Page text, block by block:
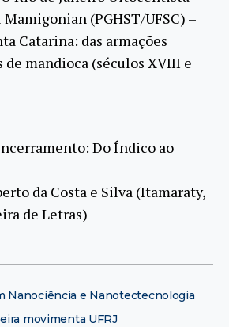
(PGHST/UFSC) –
Catarina: das armações
de mandioca (séculos XVIII e
Do Índico ao
da Costa e Silva (Itamaraty,
de Letras)
Nanociência e Nanotectecnologia
movimenta UFRJ